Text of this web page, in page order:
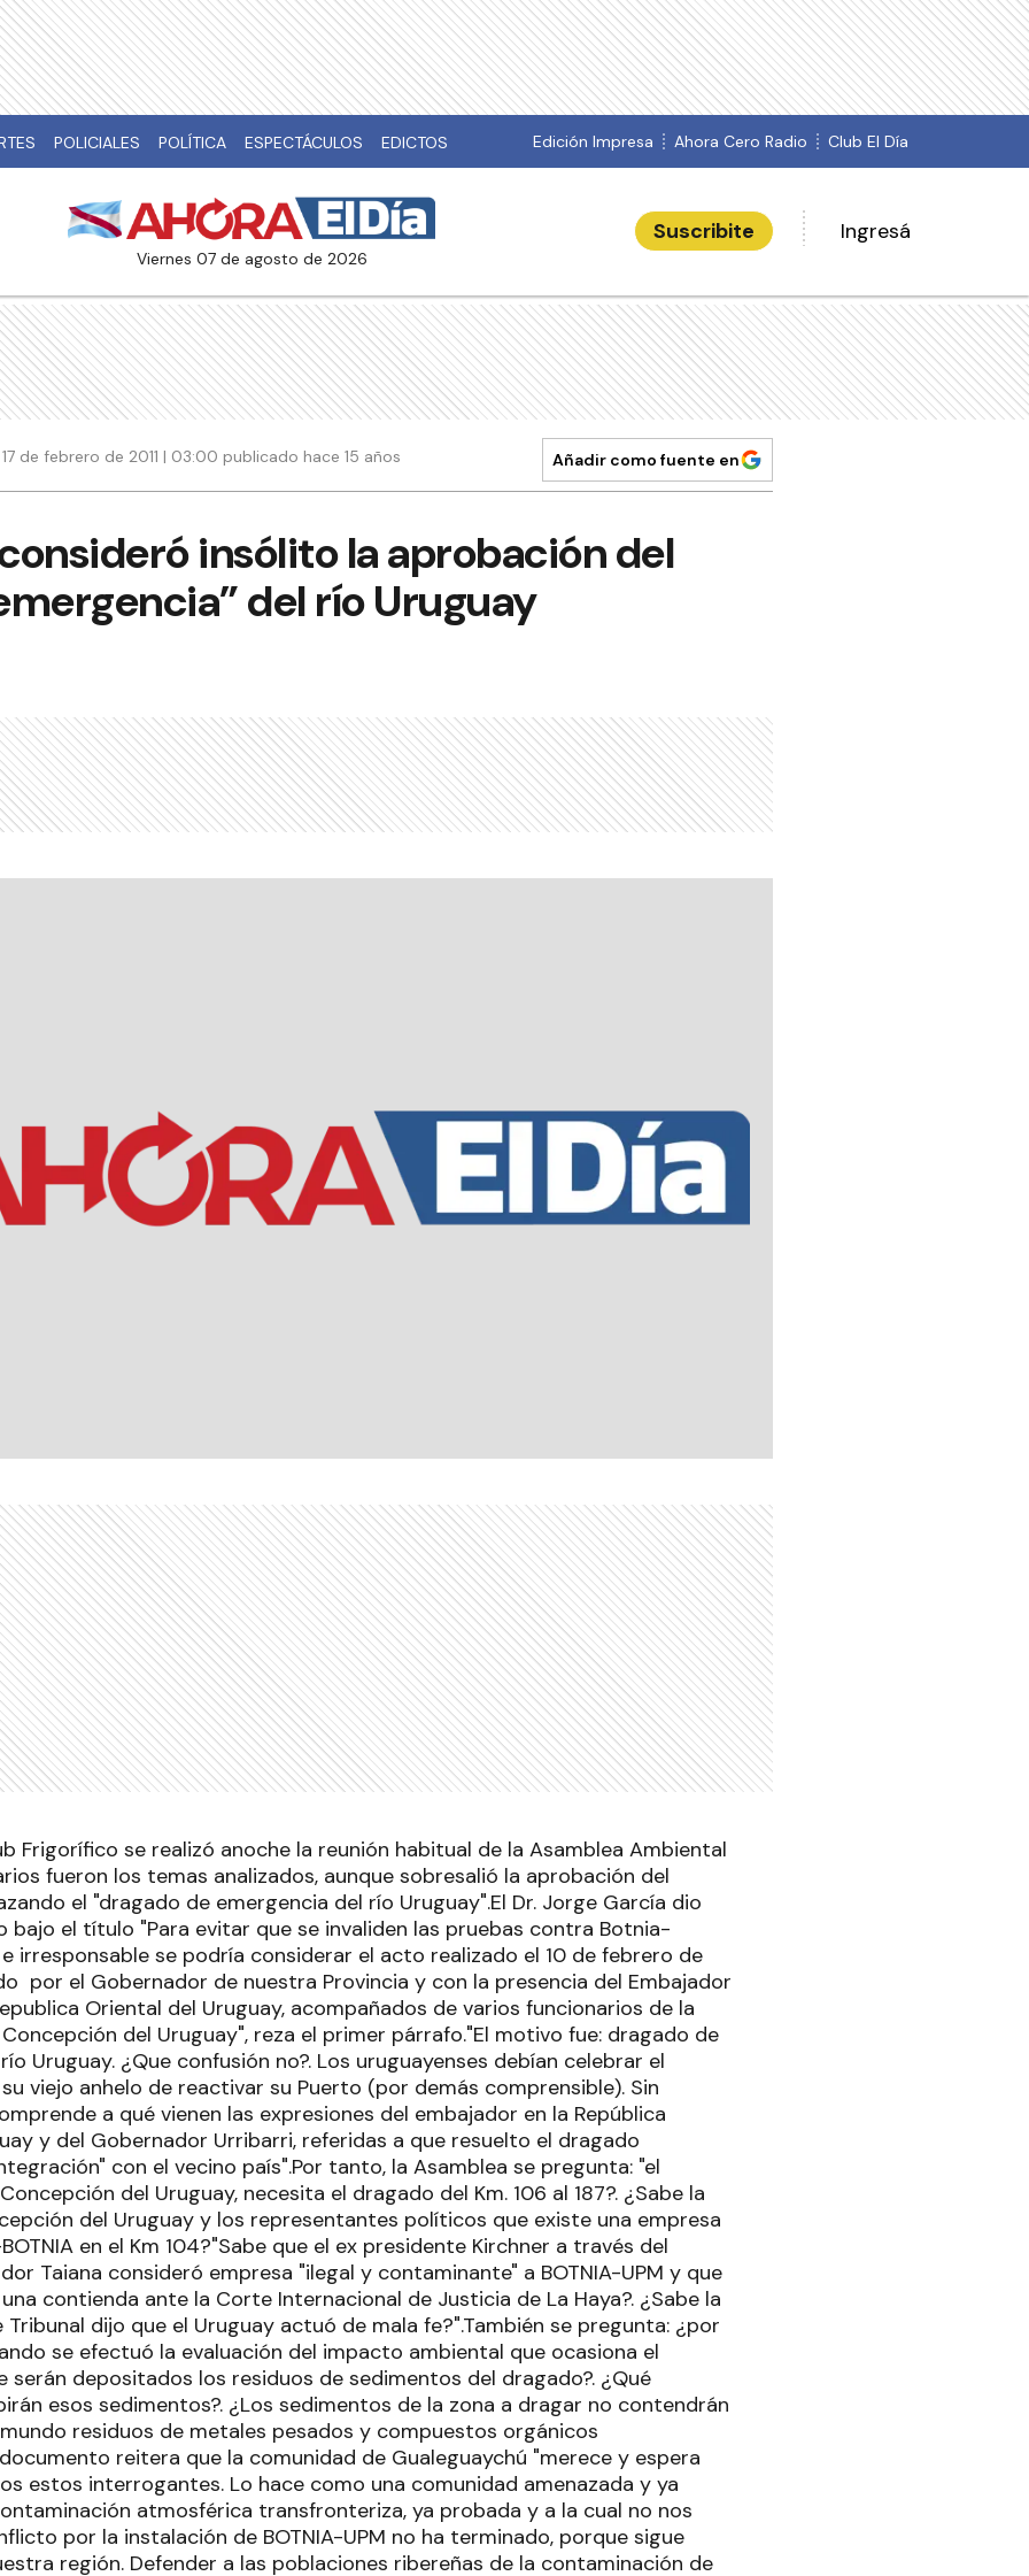
POLICIALES POLÍTICA ESPECTÁCULOS EDICTOS Edición Impresa Ahora Cero Radio Club El Día
viernes 07 de agosto de 2026
Suscribite Ingresá
17 de febrero de 2011 | 03:00 publicado hace 15 años Añadir como fuente en
insólito la aprobación del
del río Uruguay
Frigorífico se realizó anoche la reunión habitual de la Asamblea Ambiental
fueron los temas analizados, aunque sobresalió la aprobación del
el "dragado de emergencia del río Uruguay".El Dr. Jorge García dio
bajo el título "Para evitar que se invaliden las pruebas contra Botnia-
e irresponsable se podría considerar el acto realizado el 10 de febrero de
por el Gobernador de nuestra Provincia y con la presencia del Embajador
Oriental del Uruguay, acompañados de varios funcionarios de la
del Uruguay", reza el primer párrafo."El motivo fue: dragado de
Uruguay. ¿Que confusión no?. Los uruguayenses debían celebrar el
viejo anhelo de reactivar su Puerto (por demás comprensible). Sin
a qué vienen las expresiones del embajador en la República
y del Gobernador Urribarri, referidas a que resuelto el dragado
con el vecino país".Por tanto, la Asamblea se pregunta: "el
del Uruguay, necesita el dragado del Km. 106 al 187?. ¿Sabe la
del Uruguay y los representantes políticos que existe una empresa
en el Km 104?"Sabe que el ex presidente Kirchner a través del
Taiana consideró empresa "ilegal y contaminante" a BOTNIA-UPM y que
contienda ante la Corte Internacional de Justicia de La Haya?. ¿Sabe la
dijo que el Uruguay actuó de mala fe?".También se pregunta: ¿por
se efectuó la evaluación del impacto ambiental que ocasiona el
serán depositados los residuos de sedimentos del dragado?. ¿Qué
esos sedimentos?. ¿Los sedimentos de la zona a dragar no contendrán
residuos de metales pesados y compuestos orgánicos
reitera que la comunidad de Gualeguaychú "merece y espera
estos interrogantes. Lo hace como una comunidad amenazada y ya
atmosférica transfronteriza, ya probada y a la cual no nos
por la instalación de BOTNIA-UPM no ha terminado, porque sigue
región. Defender a las poblaciones ribereñas de la contaminación de